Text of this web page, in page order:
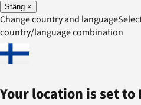
Stäng ×
Change country and language
country/language combination
Your location is set to